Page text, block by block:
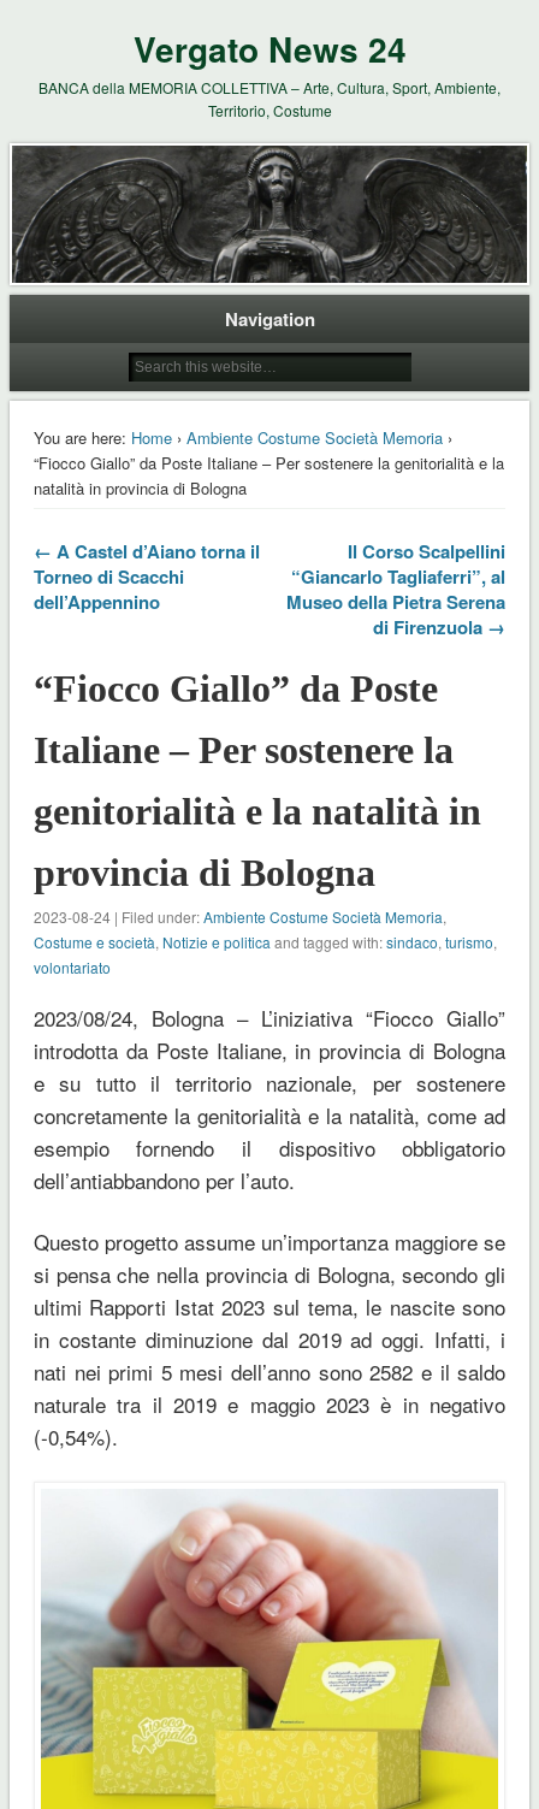
Vergato News 24
BANCA della MEMORIA COLLETTIVA – Arte, Cultura, Sport, Ambiente,
Territorio, Costume
Navigation
You are here: Home› Ambiente Costume Società Memoria›
“Fiocco Giallo” da Poste Italiane – Per sostenere la genitorialità e la
natalità in provincia di Bologna
← A Castel d’Aiano torna il
Torneo di Scacchi
dell’Appennino
Il Corso Scalpellini
“Giancarlo Tagliaferri”, al
Museo della Pietra Serena
di Firenzuola →
“Fiocco Giallo” da Poste
Italiane – Per sostenere la
genitorialità e la natalità in
provincia di Bologna
2023-08-24 | Filed under:Ambiente Costume Società Memoria,
Costume e società, Notizie e politica and tagged with:sindaco, turismo,
volontariato
2023/08/24, Bologna – L’iniziativa “Fiocco Giallo”
introdotta da Poste Italiane, in provincia di Bologna
e su tutto il territorio nazionale, per sostenere
concretamente la genitorialità e la natalità, come ad
esempio fornendo il dispositivo obbligatorio
dell’antiabbandono per l’auto.
Questo progetto assume un’importanza maggiore se
si pensa che nella provincia di Bologna, secondo gli
ultimi Rapporti Istat 2023 sul tema, le nascite sono
in costante diminuzione dal 2019 ad oggi. Infatti, i
nati nei primi 5 mesi dell’anno sono 2582 e il saldo
naturale tra il 2019 e maggio 2023 è in negativo
(-0,54%).